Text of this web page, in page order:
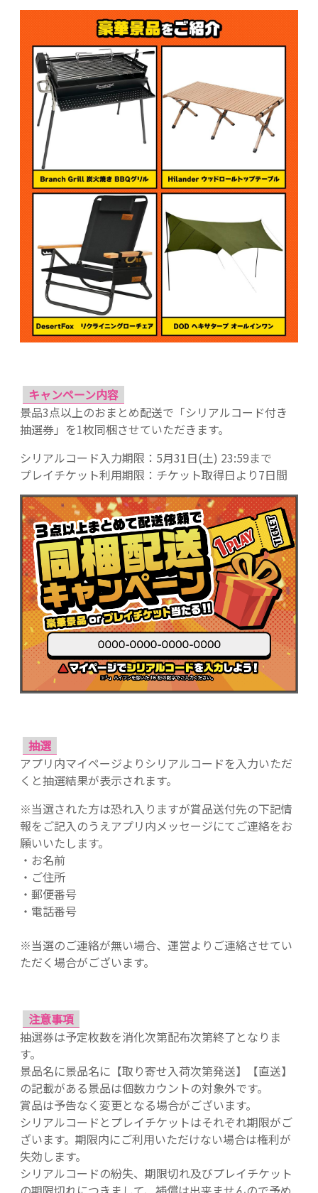
キャンペーン内容
景品3点以上のおまとめ配送で「シリアルコード付き
抽選券」を1枚同梱させていただきます。
シリアルコード入力期限：5月31日(土) 23:59まで
プレイチケット利用期限：チケット取得日より7日間
抽選
アプリ内マイページよりシリアルコードを入力いただ
くと抽選結果が表示されます。
※当選された方は恐れ入りますが賞品送付先の下記情
報をご記入のうえアプリ内メッセージにてご連絡をお
願いいたします。
・お名前
・ご住所
・郵便番号
・電話番号
※当選のご連絡が無い場合、運営よりご連絡させてい
ただく場合がございます。
注意事項
抽選券は予定枚数を消化次第配布次第終了となりま
す。
景品名に景品名に【取り寄せ入荷次第発送】【直送】
の記載がある景品は個数カウントの対象外です。
賞品は予告なく変更となる場合がございます。
シリアルコードとプレイチケットはそれぞれ期限がご
ざいます。期限内にご利用いただけない場合は権利が
失効します。
シリアルコードの紛失、期限切れ及びプレイチケット